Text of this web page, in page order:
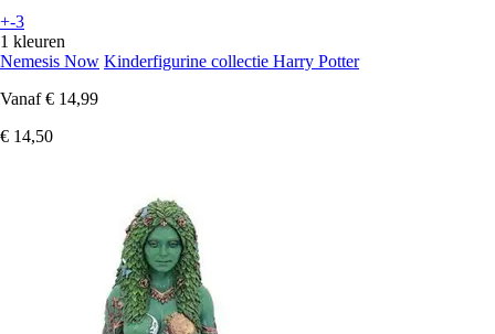
+-3
1 kleuren
Nemesis Now Kinderfigurine collectie Harry Potter
Vanaf € 14,99
€ 14,50